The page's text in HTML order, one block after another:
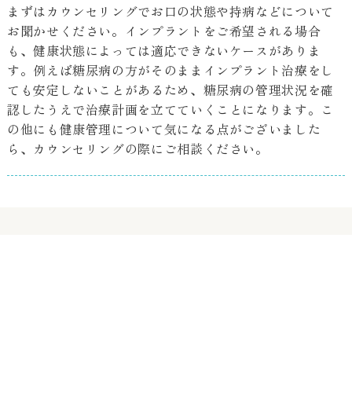
まずはカウンセリングでお口の状態や持病などについて
お聞かせください。インプラントをご希望される場合
も、健康状態によっては適応できないケースがありま
す。例えば糖尿病の方がそのままインプラント治療をし
ても安定しないことがあるため、糖尿病の管理状況を確
認したうえで治療計画を立てていくことになります。こ
の他にも健康管理について気になる点がございました
ら、カウンセリングの際にご相談ください。